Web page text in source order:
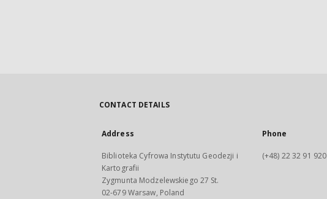
CONTACT DETAILS
Address
Biblioteka Cyfrowa Instytutu Geodezji i
Kartografii
Zygmunta Modzelewskiego 27 St.
02-679 Warsaw, Poland
Phone
(+48) 22 32 91 920